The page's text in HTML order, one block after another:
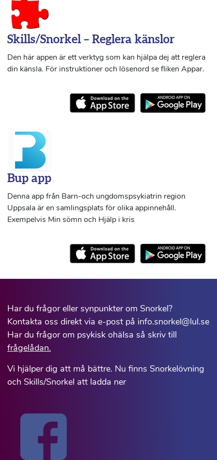
Skills/Snorkel – Reglera känslor
Den här appen är ett verktyg som kan hjälpa dej att reglera
din känsla. För instruktioner och lösenord se fliken Appar.
Bup app
Denna app från Barn-och ungdomspsykiatrin region
Uppsala är en samlingsplats för olika appinnehåll.
Exempelvis Min sömn och Hjälp i kris
Har du frågor eller synpunkter om Snorkel?
Kontakta oss direkt via e-post på info.snorkel@lul.se
Har du frågor om psykisk ohälsa så skriv till
frågelådan.
Vi hjälper dig att må bättre. Nu finns Snorkelövning
och Skills/Snorkel att ladda ner